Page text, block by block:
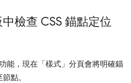
檢查 CSS 錨點定位
能，現在「樣式」 分頁會將明確錨
點。